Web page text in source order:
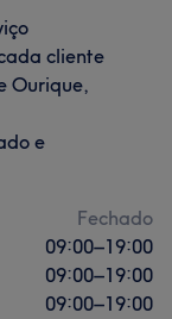
cliente
Ourique,
e
Fechado
09:00–19:00
09:00–19:00
09:00–19:00